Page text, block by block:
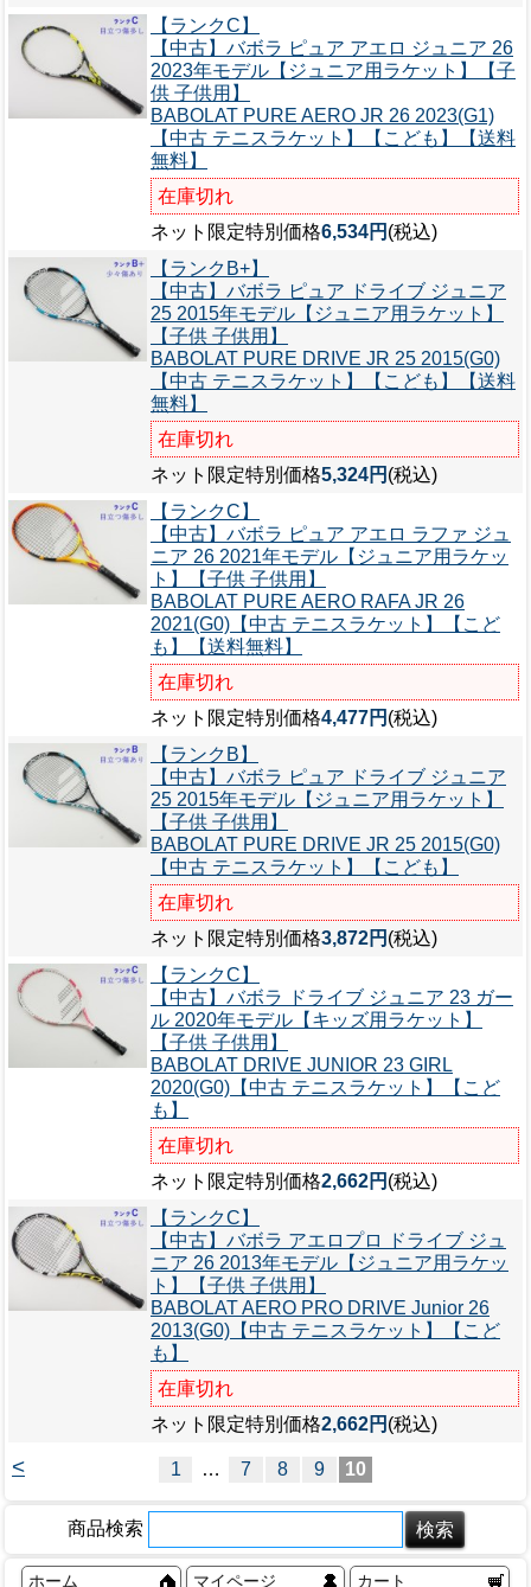
【ランクC】
【中古】バボラ ピュア アエロ ジュニア 26
2023年モデル【ジュニア用ラケット】【子
供 子供用】
BABOLAT PURE AERO JR 26 2023(G1)
【中古 テニスラケット】【こども】【送料
無料】
在庫切れ
ネット限定特別価格6,534円 (税込)
【ランクB+】
【中古】バボラ ピュア ドライブ ジュニア
25 2015年モデル【ジュニア用ラケット】
【子供 子供用】
BABOLAT PURE DRIVE JR 25 2015(G0)
【中古 テニスラケット】【こども】【送料
無料】
在庫切れ
ネット限定特別価格5,324円 (税込)
【ランクC】
【中古】バボラ ピュア アエロ ラファ ジュ
ニア 26 2021年モデル【ジュニア用ラケッ
ト】【子供 子供用】
BABOLAT PURE AERO RAFA JR 26
2021(G0)【中古 テニスラケット】【こど
も】【送料無料】
在庫切れ
ネット限定特別価格4,477円 (税込)
【ランクB】
【中古】バボラ ピュア ドライブ ジュニア
25 2015年モデル【ジュニア用ラケット】
【子供 子供用】
BABOLAT PURE DRIVE JR 25 2015(G0)
【中古 テニスラケット】【こども】
在庫切れ
ネット限定特別価格3,872円 (税込)
【ランクC】
【中古】バボラ ドライブ ジュニア 23 ガー
ル 2020年モデル【キッズ用ラケット】
【子供 子供用】
BABOLAT DRIVE JUNIOR 23 GIRL
2020(G0)【中古 テニスラケット】【こど
も】
在庫切れ
ネット限定特別価格2,662円 (税込)
【ランクC】
【中古】バボラ アエロプロ ドライブ ジュ
ニア 26 2013年モデル【ジュニア用ラケッ
ト】【子供 子供用】
BABOLAT AERO PRO DRIVE Junior 26
2013(G0)【中古 テニスラケット】【こど
も】
在庫切れ
ネット限定特別価格2,662円 (税込)
< 1 … 7 8 9 10
商品検索
ホーム マイページ カート